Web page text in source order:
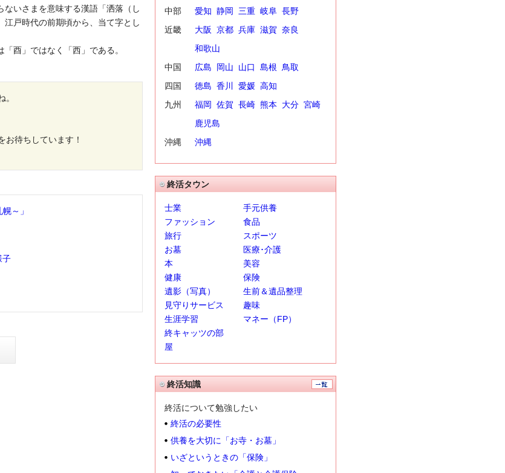
いさまを意味する漢語「洒落（し
戸時代の前期頃から、当て字とし
酉」ではなく「西」である。
お待ちしています！
～」
子
中部
愛知 静岡 三重 岐阜 長野
近畿
大阪 京都 兵庫 滋賀 奈良
和歌山
中国
広島 岡山 山口 島根
鳥取
四国
徳島 香川 愛媛 高知
九州
福岡 佐賀 長崎 熊本 大分 宮崎
鹿児島
沖縄
沖縄
終活タウン
士業
手元供養
ファッション
食品
旅行
スポーツ
お墓
医療･介護
本
美容
健康
保険
遺影（写真）
生前＆遺品整理
見守りサービス
趣味
生涯学習
マネー（FP）
終キャッツの部
屋
終活知識
終活について勉強したい
終活の必要性
供養を大切に「お寺・お墓」
いざというときの「保険」